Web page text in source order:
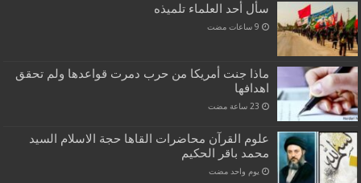
سأل أحد العلماء تلميذه
ماذا جنت أمريكا من حرب دمرت قواعدها ولم تحقق
اهدافها
علوم القرآن محاضرات القاها حجة الاسلام السيد
محمد باقر الحكيم
‏يوم واحد مضت